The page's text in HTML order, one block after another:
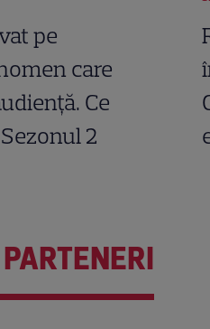
pe
care
Ce
2